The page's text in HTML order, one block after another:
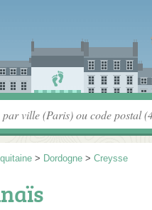
> Dordogne > Creysse